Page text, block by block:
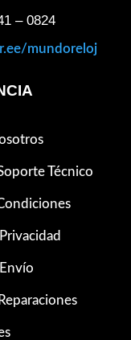
– 0824
mundoreloj
Técnico